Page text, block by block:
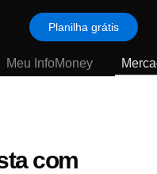
Planilha grátis
Meu InfoMoney
com